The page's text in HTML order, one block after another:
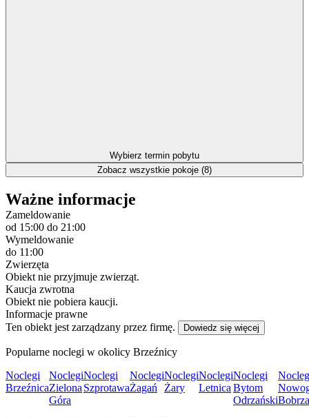
Wybierz termin pobytu
Zobacz wszystkie pokoje (8)
Ważne informacje
Zameldowanie
od 15:00 do 21:00
Wymeldowanie
do 11:00
Zwierzęta
Obiekt nie przyjmuje zwierząt.
Kaucja zwrotna
Obiekt nie pobiera kaucji.
Informacje prawne
Ten obiekt jest zarządzany przez firmę.
Dowiedz się więcej
Popularne noclegi w okolicy Brzeźnicy
Noclegi
Brzeźnica
Noclegi
Zielona
Góra
Noclegi
Szprotawa
Noclegi
Żagań
Noclegi
Żary
Noclegi
Letnica
Noclegi
Bytom
Odrzański